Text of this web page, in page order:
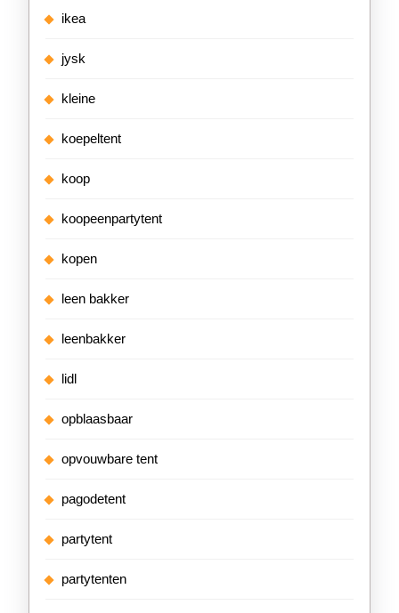
ikea
jysk
kleine
koepeltent
koop
koopeenpartytent
kopen
leen bakker
leenbakker
lidl
opblaasbaar
opvouwbare tent
pagodetent
partytent
partytenten